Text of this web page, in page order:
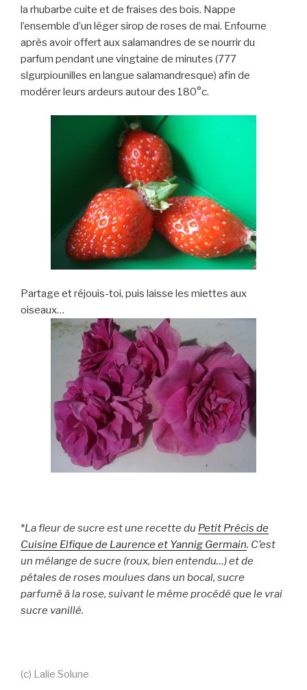
la rhubarbe cuite et de fraises des bois. Nappe
l’ensemble d’un léger sirop de roses de mai. Enfourne
après avoir offert aux salamandres de se nourrir du
parfum pendant une vingtaine de minutes (777
slgurpiounilles en langue salamandresque) afin de
modérer leurs ardeurs autour des 180°c.
Partage et réjouis-toi, puis laisse les miettes aux
oiseaux…
*La fleur de sucre est une recette du Petit Précis de
Cuisine Elfique de Laurence et Yannig Germain. C’est
un mélange de sucre (roux, bien entendu…) et de
pétales de roses moulues dans un bocal, sucre
parfumé à la rose, suivant le même procédé que le vrai
sucre vanillé.
(c) Lalie Solune